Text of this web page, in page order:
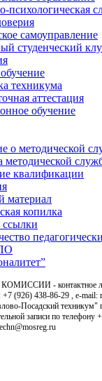
психологическая
самоуправление
студенческий
техникума
аттестация
обучение
о методической
методической
квалификации
материал
копилка
- контактное
(926) 438-86-29 , e-mail:
Посадский техникум"
записи по